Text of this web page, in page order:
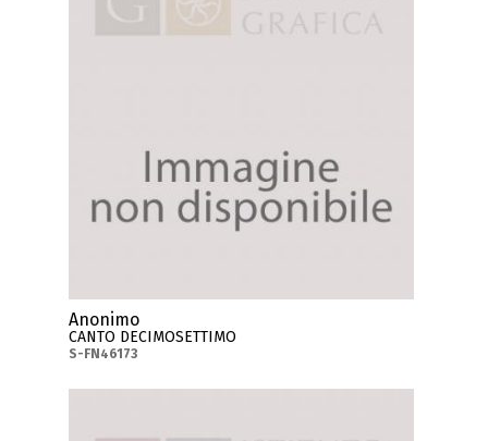
Anonimo
CANTO DECIMOSETTIMO
S-FN46173